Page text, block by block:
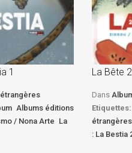
1
Albums éditions
/ Nona Arte
La
La Bête
Dans
Etiquettes:
étrangères
: La Bestia